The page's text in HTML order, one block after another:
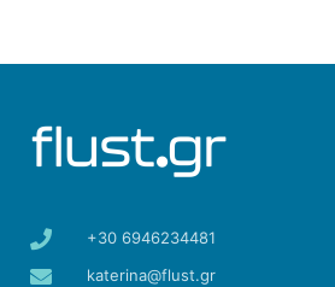
+30 6946234481
katerina@flust.gr